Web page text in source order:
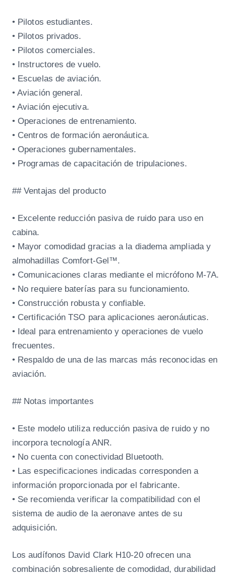
• Pilotos estudiantes.
• Pilotos privados.
• Pilotos comerciales.
• Instructores de vuelo.
• Escuelas de aviación.
• Aviación general.
• Aviación ejecutiva.
• Operaciones de entrenamiento.
• Centros de formación aeronáutica.
• Operaciones gubernamentales.
• Programas de capacitación de tripulaciones.
## Ventajas del producto
• Excelente reducción pasiva de ruido para uso en
cabina.
• Mayor comodidad gracias a la diadema ampliada y
almohadillas Comfort-Gel™.
• Comunicaciones claras mediante el micrófono M-7A.
• No requiere baterías para su funcionamiento.
• Construcción robusta y confiable.
• Certificación TSO para aplicaciones aeronáuticas.
• Ideal para entrenamiento y operaciones de vuelo
frecuentes.
• Respaldo de una de las marcas más reconocidas en
aviación.
## Notas importantes
• Este modelo utiliza reducción pasiva de ruido y no
incorpora tecnología ANR.
• No cuenta con conectividad Bluetooth.
• Las especificaciones indicadas corresponden a
información proporcionada por el fabricante.
• Se recomienda verificar la compatibilidad con el
sistema de audio de la aeronave antes de su
adquisición.
Los audífonos David Clark H10-20 ofrecen una
combinación sobresaliente de comodidad, durabilidad